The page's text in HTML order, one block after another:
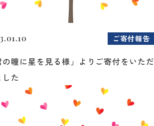
ご寄付報告
の瞳に星を見る様」よりご寄付をいただ
た